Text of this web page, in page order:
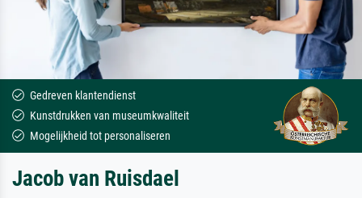
Gedreven klantendienst
Kunstdrukken van museumkwaliteit
Mogelijkheid tot personaliseren
Jacob van Ruisdael